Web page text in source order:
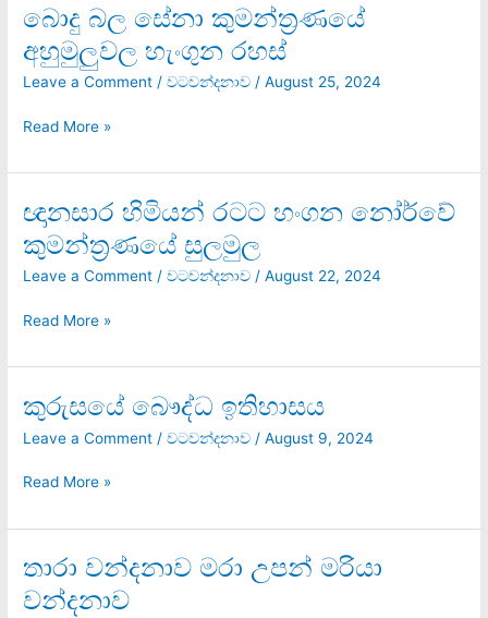
බොදු බල සේනා කුමන්ත්‍රණයේ
අහුමුලුවල හැංගුන රහස්
Leave a Comment /වටවන්දනාව /August 25, 2024
බොදු
සේනා
කුමන්ත්‍රණයේ
හැංගුන
Read More »
ඥානසාර හිමියන් රටට හංගන නෝර්වේ
කුමන්ත්‍රණයේ සුලමුල
Leave a Comment /වටවන්දනාව /August 22, 2024
ඥානසාර
හිමියන්
රටට
හංගන
කුමන්ත්‍රණයේ
Read More »
කුරුසයේ බෞද්ධ ඉතිහාසය
Leave a Comment /වටවන්දනාව /August 9, 2024
කුරුසයේ
බෞද්ධ
ඉතිහාසය
Read More »
තාරා වන්දනාව මරා උපන් මරියා
වන්දනාව
තාරා
වන්දනාව
මරා